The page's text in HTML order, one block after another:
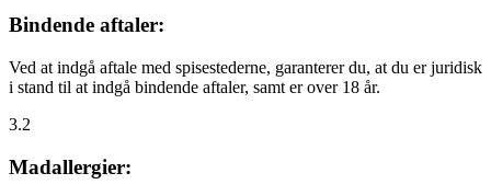
Bindende aftaler:
Ved at indgå aftale med spisestederne, garanterer du, at du er juridisk
i stand til at indgå bindende aftaler, samt er over 18 år.
3.2
Madallergier: